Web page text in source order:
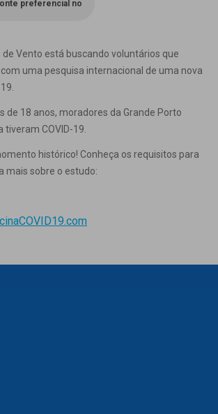
preferencial no
de Vento está buscando voluntários que
uma pesquisa internacional de uma nova
de 18 anos, moradores da Grande Porto
tiveram COVID-19.
histórico! Conheça os requisitos para
mais sobre o estudo: